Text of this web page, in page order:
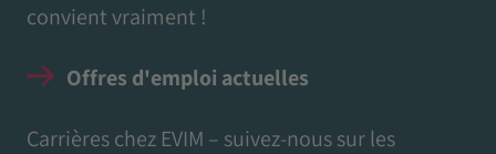
convient vraiment !
Offres d'emploi actuelles
Carrières chez EVIM – suivez-nous sur les